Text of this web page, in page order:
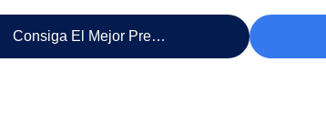
Consiga El Mejor Precio